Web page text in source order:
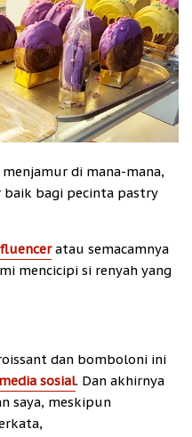
di mana-mana,
bagi pecinta pastry
atau semacamnya
mencicipi si renyah yang
dan bomboloni ini
media sosial. Dan akhirnya
saya, meskipun